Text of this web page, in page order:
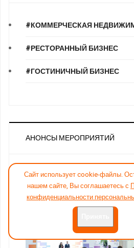
#КОММЕРЧЕСКАЯ
#РЕСТОРАННЫЙ БИЗНЕС
#ГОСТИНИЧНЫЙ БИЗНЕС
АНОНСЫ МЕРОПРИЯТИЙ
Сайт использует cookie-файлы.
нашем сайте, Вы соглашаетесь с
конфиденциальности